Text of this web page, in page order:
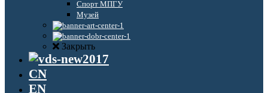
Спорт МПГУ
Музей
Закрыть
CN
EN